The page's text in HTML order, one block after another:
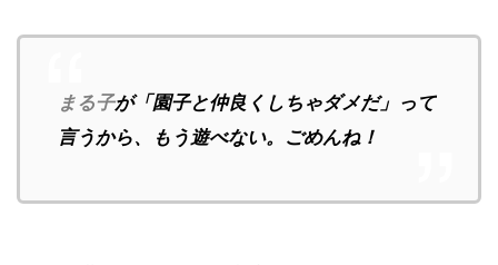
まる子が「園子と仲良くしちゃダメだ」って
言うから、もう遊べない。ごめんね！